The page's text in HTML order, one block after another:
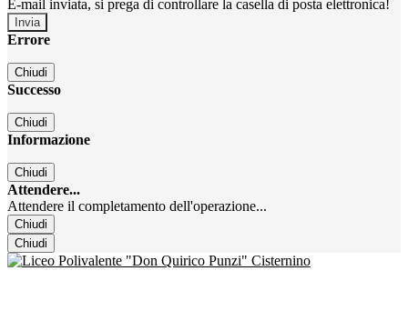
E-mail inviata, si prega di controllare la casella di posta elettronica!
Errore
Chiudi
Successo
Chiudi
Informazione
Chiudi
Attendere...
Attendere il completamento dell'operazione...
Chiudi
Chiudi